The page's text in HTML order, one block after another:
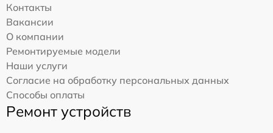
Контакты
Вакансии
О компании
Ремонтируемые модели
Наши услуги
Согласие на обработку персональных данных
Способы оплаты
Ремонт устройств